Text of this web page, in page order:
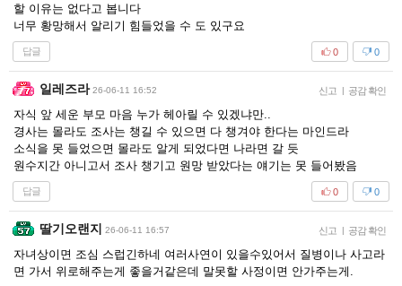
할 이유는 없다고 봅니다
너무 황망해서 알리기 힘들었을 수 도 있구요
답글 0
0
일레즈라 26-06-11 16:52 신고 공감 확인
자식 앞 세운 부모 마음 누가 헤아릴 수 있겠냐만..
경사는 몰라도 조사는 챙길 수 있으면 다 챙겨야 한다는 마인드라
소식을 못 들었으면 몰라도 알게 되었다면 나라면 갈 듯
원수지간 아니고서 조사 챙기고 원망 받았다는 얘기는 못 들어봤음
답글 0
0
딸기오랜지 26-06-11 16:57 신고 공감 확인
자녀상이면 조심 스럽긴하네 여러사연이 있을수있어서 질병이나 사고라
면 가서 위로해주는게 좋을거같은데 말못할 사정이면 안가주는게.